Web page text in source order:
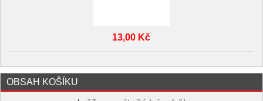
13,00 Kč
OBSAH KOŠÍKU